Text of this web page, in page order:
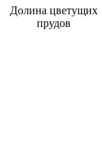
Долина цветущих
прудов